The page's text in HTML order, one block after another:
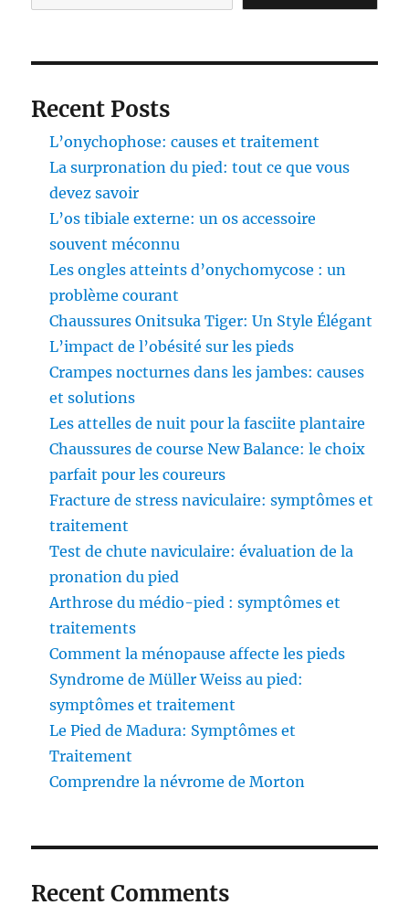
Recent Posts
L’onychophose: causes et traitement
La surpronation du pied: tout ce que vous
devez savoir
L’os tibiale externe: un os accessoire
souvent méconnu
Les ongles atteints d’onychomycose : un
problème courant
Chaussures Onitsuka Tiger: Un Style Élégant
L’impact de l’obésité sur les pieds
Crampes nocturnes dans les jambes: causes
et solutions
Les attelles de nuit pour la fasciite plantaire
Chaussures de course New Balance: le choix
parfait pour les coureurs
Fracture de stress naviculaire: symptômes et
traitement
Test de chute naviculaire: évaluation de la
pronation du pied
Arthrose du médio-pied : symptômes et
traitements
Comment la ménopause affecte les pieds
Syndrome de Müller Weiss au pied:
symptômes et traitement
Le Pied de Madura: Symptômes et
Traitement
Comprendre la névrome de Morton
Recent Comments